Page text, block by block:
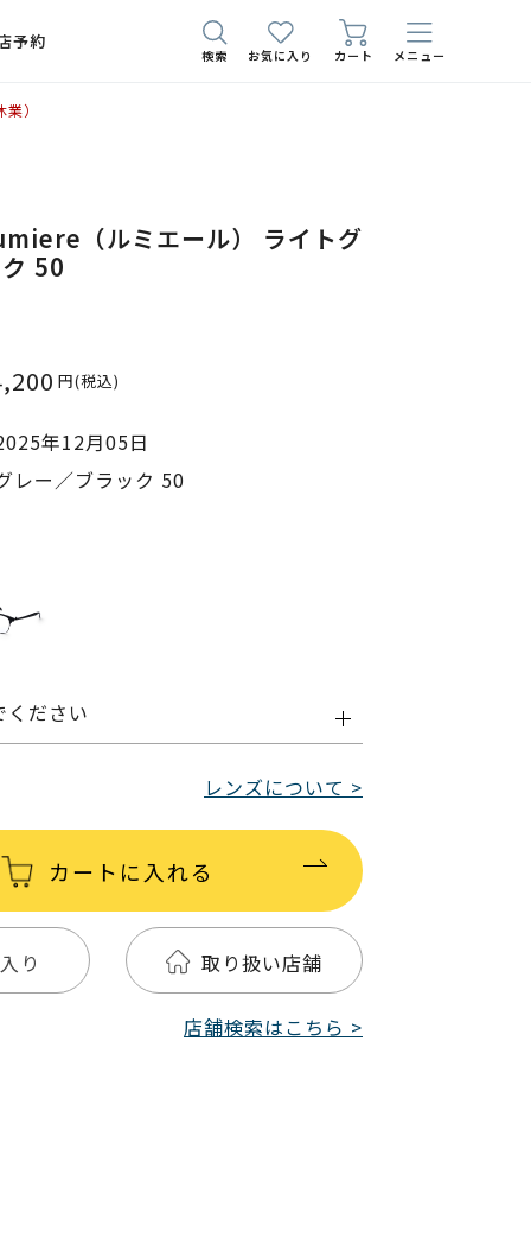
予約
検索 お気に入り カート メニュー
）
（ルミエール） ライトグ
50
円(税込)
年12月05日
レー／ブラック 50
ください
レンズについて >
カートに入れる
り 取り扱い店舗
店舗検索はこちら >